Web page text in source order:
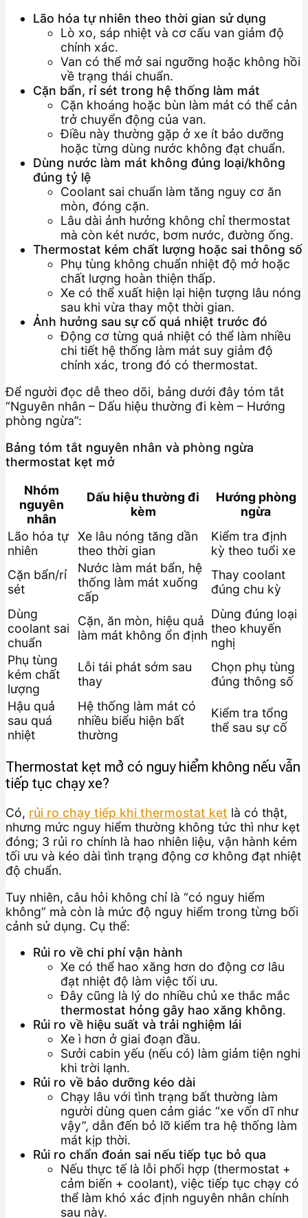
Lão hóa tự nhiên theo thời gian sử dụng
Lò xo, sáp nhiệt và cơ cấu van giảm độ
chính xác.
Van có thể mở sai ngưỡng hoặc không hồi
về trạng thái chuẩn.
Cặn bẩn, rỉ sét trong hệ thống làm mát
Cặn khoáng hoặc bùn làm mát có thể cản
trở chuyển động của van.
Điều này thường gặp ở xe ít bảo dưỡng
hoặc từng dùng nước không đạt chuẩn.
Dùng nước làm mát không đúng loại/không
đúng tỷ lệ
Coolant sai chuẩn làm tăng nguy cơ ăn
mòn, đóng cặn.
Lâu dài ảnh hưởng không chỉ thermostat
mà còn két nước, bơm nước, đường ống.
Thermostat kém chất lượng hoặc sai thông số
Phụ tùng không chuẩn nhiệt độ mở hoặc
chất lượng hoàn thiện thấp.
Xe có thể xuất hiện lại hiện tượng lâu nóng
sau khi vừa thay một thời gian.
Ảnh hưởng sau sự cố quá nhiệt trước đó
Động cơ từng quá nhiệt có thể làm nhiều
chi tiết hệ thống làm mát suy giảm độ
chính xác, trong đó có thermostat.
Để người đọc dễ theo dõi, bảng dưới đây tóm tắt
“Nguyên nhân – Dấu hiệu thường đi kèm – Hướng
phòng ngừa”:
Bảng tóm tắt nguyên nhân và phòng ngừa
thermostat kẹt mở
Nhóm
nguyên
nhân
Dấu hiệu thường đi
kèm
Hướng phòng
ngừa
Lão hóa tự
nhiên
Xe lâu nóng tăng dần
theo thời gian
Kiểm tra định
kỳ theo tuổi xe
Cặn bẩn/rỉ
sét
Nước làm mát bẩn, hệ
thống làm mát xuống
cấp
Thay coolant
đúng chu kỳ
Dùng
coolant sai
chuẩn
Cặn, ăn mòn, hiệu quả
làm mát không ổn định
Dùng đúng loại
theo khuyến
nghị
Phụ tùng
kém chất
lượng
Lỗi tái phát sớm sau
thay
Chọn phụ tùng
đúng thông số
Hậu quả
sau quá
nhiệt
Hệ thống làm mát có
nhiều biểu hiện bất
thường
Kiểm tra tổng
thể sau sự cố
Thermostat kẹt mở có nguy hiểm không nếu vẫn
tiếp tục chạy xe?
Có, rủi ro chạy tiếp khi thermostat kẹt là có thật,
nhưng mức nguy hiểm thường không tức thì như kẹt
đóng; 3 rủi ro chính là hao nhiên liệu, vận hành kém
tối ưu và kéo dài tình trạng động cơ không đạt nhiệt
độ chuẩn.
Tuy nhiên, câu hỏi không chỉ là “có nguy hiểm
không” mà còn là mức độ nguy hiểm trong từng bối
cảnh sử dụng. Cụ thể:
Rủi ro về chi phí vận hành
Xe có thể hao xăng hơn do động cơ lâu
đạt nhiệt độ làm việc tối ưu.
Đây cũng là lý do nhiều chủ xe thắc mắc
thermostat hỏng gây hao xăng không.
Rủi ro về hiệu suất và trải nghiệm lái
Xe ì hơn ở giai đoạn đầu.
Sưởi cabin yếu (nếu có) làm giảm tiện nghi
khi trời lạnh.
Rủi ro về bảo dưỡng kéo dài
Chạy lâu với tình trạng bất thường làm
người dùng quen cảm giác “xe vốn dĩ như
vậy”, dẫn đến bỏ lỡ kiểm tra hệ thống làm
mát kịp thời.
Rủi ro chẩn đoán sai nếu tiếp tục bỏ qua
Nếu thực tế là lỗi phối hợp (thermostat +
cảm biến + coolant), việc tiếp tục chạy có
thể làm khó xác định nguyên nhân chính
sau này.